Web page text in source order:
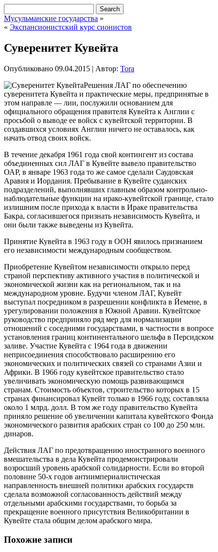
Мусульманские государства »
« Экспансионистский курс сионистов
Суверенитет Кувейта
Опубликовано 09.04.2015 | Автор: Tora
Решения ЛАГ по обеспечению
суверенитета Кувейта и практические меры, предпринятые в
этом направле — лии, послужили основанием для
официального обращения правителя Кувейта к Англии с
просьбой о выводе ее войск с кувейтской территории. В
создавшихся условиях Англии ничего не оставалось, как
начать отвод своих войск.
В течение декабря 1961 года свой контингент из состава
объединенных сил ЛАГ в Кувейте вывело правительство
ОАР, в январе 1963 года то же самое сделали Саудовская
Аравия и Иордания. Пребывание в Кувейте суданских
подразделений, выполнявших главным образом контрольно-
наблюдательные функции на ирако-кувейтской границе, стало
излишним после прихода к власти в Ираке правительства
Бакра, согласившегося признать независимость Кувейта, и
они были также выведены из Кувейта.
Принятие Кувейта в 1963 году в ООН явилось признанием
его независимости международным сообществом.
Приобретение Кувейтом независимости открыло перед
страной перспективу активного участия в политической и
экономической жизни как на региональном, так и на
международном уровне. Будучи членом ЛАГ, Кувейт
выступал посредником в разрешении конфликта в Йемене, в
урегулировании положения в Южной Аравии. Кувейтское
руководство предприняло ряд мер для нормализации
отношений с соседними государствами, в частности в вопросе
установления границ континентального шельфа в Персидском
заливе. Участие Кувейта с 1964 года в движении
неприсоединения способствовало расширению его
экономических и политических связей со странами Азии и
Африки. В 1966 году кувейтское правительство стало
увеличивать экономическую помощь развивающимся
странам. Стоимость объектов, строительство которых в 15
странах финансировал Кувейт только в 1966 году, составляла
около 1 млрд. долл. В том же году правительство Кувейта
приняло решение об увеличении капитала кувейтского Фонда
экономического развития арабских стран со 100 до 250 млн.
динаров.
Действия ЛАГ по предотвращению иностранного военного
вмешательства в дела Кувейта продемонстрировали
возросший уровень арабской солидарности. Если во второй
половине 50-х годов антиимпериалистическая
направленность внешней политики арабских государств
сделала возможной согласованность действий между
отдельными арабскими государствами, то борьба за
прекращение военного присутствия Великобритании в
Кувейте стала общим делом арабского мира.
Похожие записи